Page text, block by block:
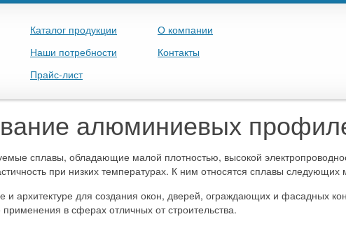
Каталог продукции
О компании
Наши потребности
Контакты
Прайс-лист
алюминиевых
сплавы, обладающие малой плотностью, высокой
при низких температурах. К ним относятся сплавы
архитектуре для создания окон, дверей, ограждающих и фасадных
в сферах отличных от строительства.